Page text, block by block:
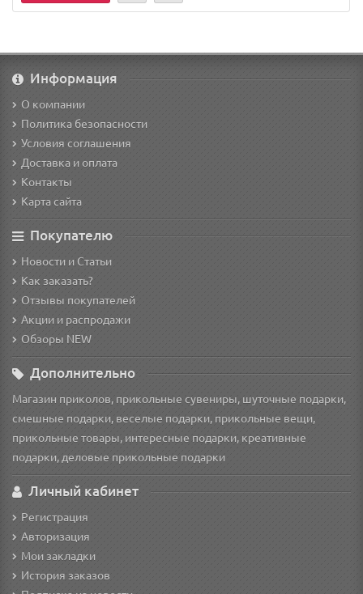
Информация
О компании
Политика безопасности
Условия соглашения
Доставка и оплата
Контакты
Карта сайта
Покупателю
Новости и Статьи
Как заказать?
Отзывы покупателей
Акции и распродажи
Обзоры NEW
Дополнительно
Магазин приколов, прикольные сувениры, шуточные подарки,
смешные подарки, веселые подарки, прикольные вещи,
прикольные товары, интересные подарки, креативные
подарки, деловые прикольные подарки
Личный кабинет
Регистрация
Авторизация
Мои закладки
История заказов